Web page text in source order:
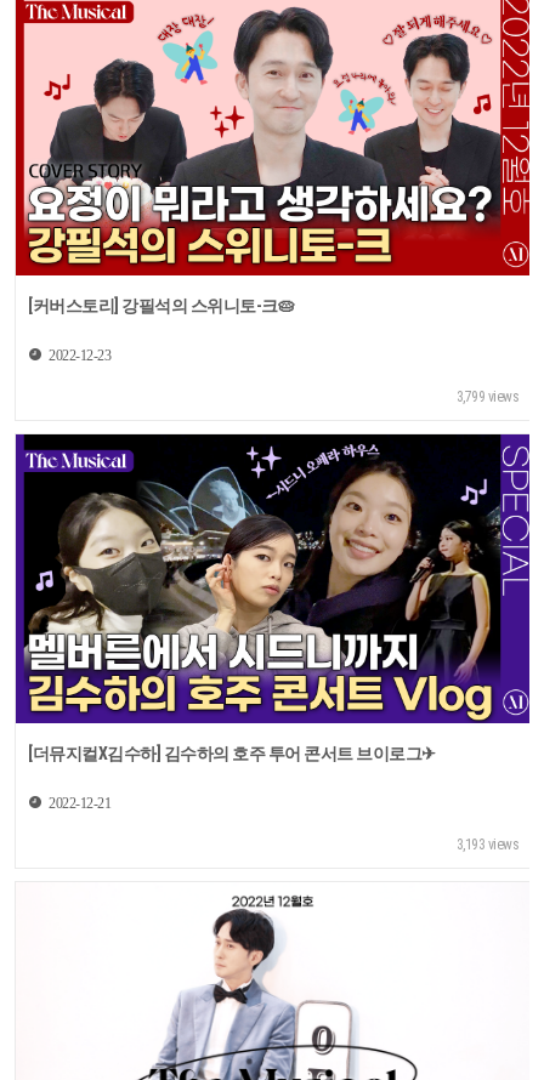
[커버스토리] 강필석의 스위니토-크🥧
2022-12-23
3,799 views
[더뮤지컬X김수하] 김수하의 호주 투어 콘서트 브이로그✈
2022-12-21
3,193 views